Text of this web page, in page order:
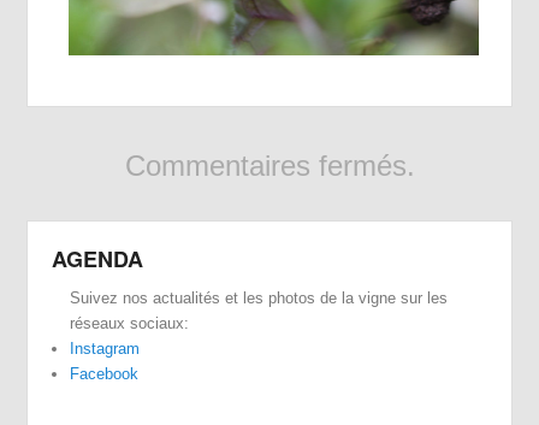
Commentaires fermés.
AGENDA
Suivez nos actualités et les photos de la vigne sur les
réseaux sociaux:
Instagram
Facebook